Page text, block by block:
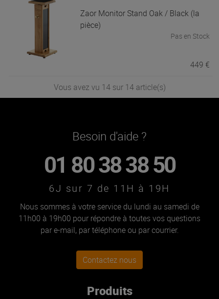
Zaor Monitor Stand Oak / Black (la
pièce)
Pas en Stock
449 €
Vous avez vu 14 sur 14 article(s)
Besoin d'aide ?
01 80 38 38 50
6J sur 7 de 11H à 19H
Nous sommes à votre service du lundi au samedi de
11h00 à 19h00 pour répondre à toutes vos questions
par e-mail, par téléphone ou par courrier.
Contactez nous
Produits